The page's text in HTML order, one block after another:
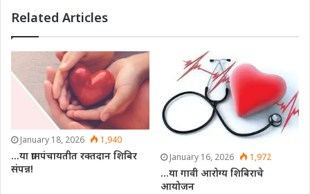
Related Articles
January 18, 2026 1,940
…या ग्रामपंचायतीत रक्तदान शिबिर
संपन्न!
January 16, 2026 1,972
…या गावी आरोग्य शिबिराचे
आयोजन